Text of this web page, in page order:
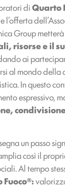
diQuarto
l’offerta
Group
risorse e il
ai
al mondo della
In questo
espressivo,
un passo
così il
Al tempo